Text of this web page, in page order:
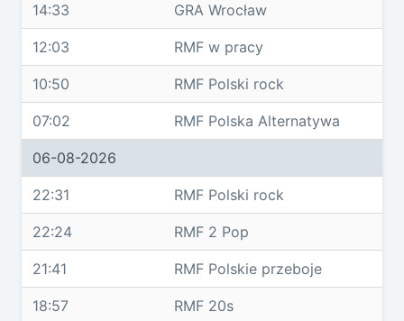
14:33 GRA Wrocław
12:03 RMF w pracy
10:50 RMF Polski rock
07:02 RMF Polska Alternatywa
06-08-2026
22:31 RMF Polski rock
22:24 RMF 2 Pop
21:41 RMF Polskie przeboje
18:57 RMF 20s